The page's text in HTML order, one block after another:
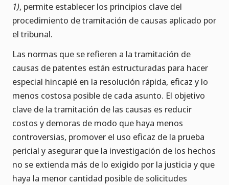
1), permite establecer los principios clave del
procedimiento de tramitación de causas aplicado por
el tribunal.
Las normas que se refieren a la tramitación de
causas de patentes están estructuradas para hacer
especial hincapié en la resolución rápida, eficaz y lo
menos costosa posible de cada asunto. El objetivo
clave de la tramitación de las causas es reducir
costos y demoras de modo que haya menos
controversias, promover el uso eficaz de la prueba
pericial y asegurar que la investigación de los hechos
no se extienda más de lo exigido por la justicia y que
haya la menor cantidad posible de solicitudes